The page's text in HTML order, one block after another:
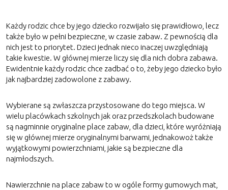
Każdy rodzic chce by jego dziecko rozwijało się prawidłowo, lecz
także było w pełni bezpieczne, w czasie zabaw. Z pewnością dla
nich jest to priorytet. Dzieci jednak nieco inaczej uwzględniają
takie kwestie. W głównej mierze liczy się dla nich dobra zabawa.
Ewidentnie każdy rodzic chce zadbać o to, żeby jego dziecko było
jak najbardziej zadowolone z zabawy.
Wybierane są zwłaszcza przystosowane do tego miejsca. W
wielu placówkach szkolnych jak oraz przedszkolach budowane
są nagminnie oryginalne place zabaw, dla dzieci, które wyróżniają
się w głównej mierze oryginalnymi barwami, jednakowoż także
wyjątkowymi powierzchniami, jakie są bezpieczne dla
najmłodszych.
Nawierzchnie na place zabaw to w ogóle formy gumowych mat,